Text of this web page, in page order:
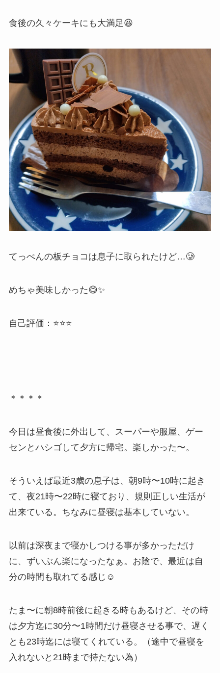
食後の久々ケーキにも大満足😆
てっぺんの板チョコは息子に取られたけど…🥲
めちゃ美味しかった😋✨
自己評価：⭐⭐⭐
＊＊＊＊
今日は昼食後に外出して、スーパーや服屋、ゲー
センとハシゴして夕方に帰宅。楽しかった〜。
そういえば最近3歳の息子は、朝9時〜10時に起き
て、夜21時〜22時に寝ており、規則正しい生活が
出来ている。ちなみに昼寝は基本していない。
以前は深夜まで寝かしつける事が多かっただけ
に、ずいぶん楽になったなぁ。お陰で、最近は自
分の時間も取れてる感じ☺️
たま〜に朝8時前後に起きる時もあるけど、その時
は夕方迄に30分〜1時間だけ昼寝させる事で、遅く
とも23時迄には寝てくれている。（途中で昼寝を
入れないと21時まで持たない為）